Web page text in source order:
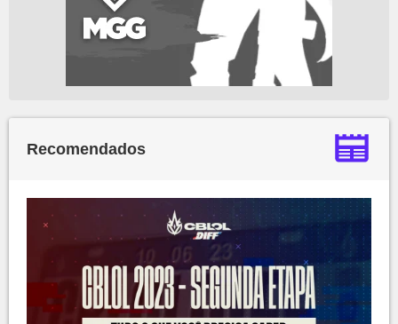
Recomendados